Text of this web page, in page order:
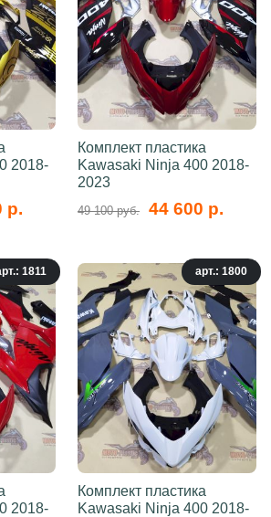
2018-
р.
Комплект пластика
Kawasaki Ninja 400 2018-
2023
49 100 руб. 44 600 р.
1811
2018-
арт.: 1800
Комплект пластика
Kawasaki Ninja 400 2018-